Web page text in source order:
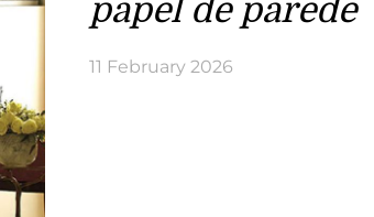
papel de parede
11 February 2026